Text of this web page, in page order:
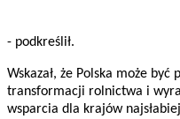
- podkreślił.
Wskazał, że Polska może być
transformacji rolnictwa i
wsparcia dla krajów